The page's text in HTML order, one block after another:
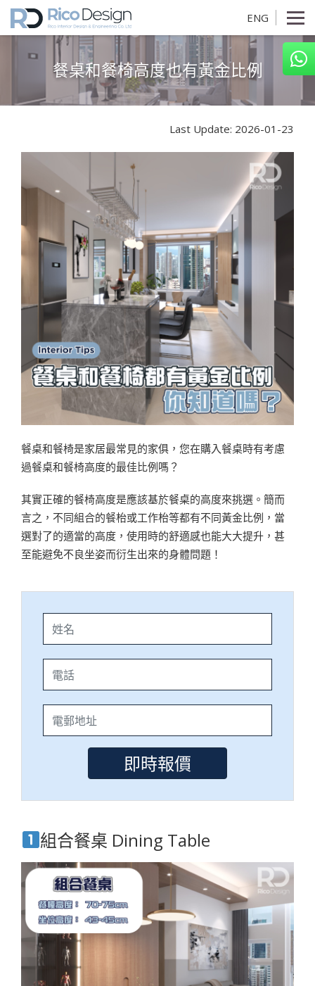
ENG
餐桌和餐椅高度也有黃金比例
Last Update: 2026-01-23
餐桌和餐椅是家居最常見的家俱，您在購入餐桌時有考慮
過餐桌和餐椅高度的最佳比例嗎？
其實正確的餐椅高度是應該基於餐桌的高度來挑選。簡而
言之，不同組合的餐枱或工作枱等都有不同黃金比例，當
選對了的適當的高度，使用時的舒適感也能大大提升，甚
至能避免不良坐姿而衍生出來的身體問題！
組合餐桌 Dining Table